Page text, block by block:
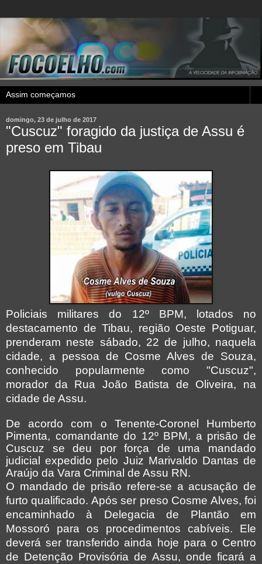
domingo, 23 de julho de 2017
"Cuscuz" foragido da justiça de Assu é
preso em Tibau
Policiais militares do 12º BPM, lotados no
destacamento de Tibau, região Oeste Potiguar,
prenderam neste sábado, 22 de julho, naquela
cidade, a pessoa de Cosme Alves de Souza,
conhecido popularmente como "Cuscuz",
morador da Rua João Batista de Oliveira, na
cidade de Assu.
De acordo com o Tenente-Coronel Humberto
Pimenta, comandante do 12º BPM, a prisão de
Cuscuz se deu por força de uma mandado
judicial expedido pelo Juiz Marivaldo Dantas de
Araújo da Vara Criminal de Assu RN.
O mandado de prisão refere-se a acusação de
furto qualificado. Após ser preso Cosme Alves, foi
encaminhado à Delegacia de Plantão em
Mossoró para os procedimentos cabíveis. Ele
deverá ser transferido ainda hoje para o Centro
de Detenção Provisória de Assu, onde ficará a